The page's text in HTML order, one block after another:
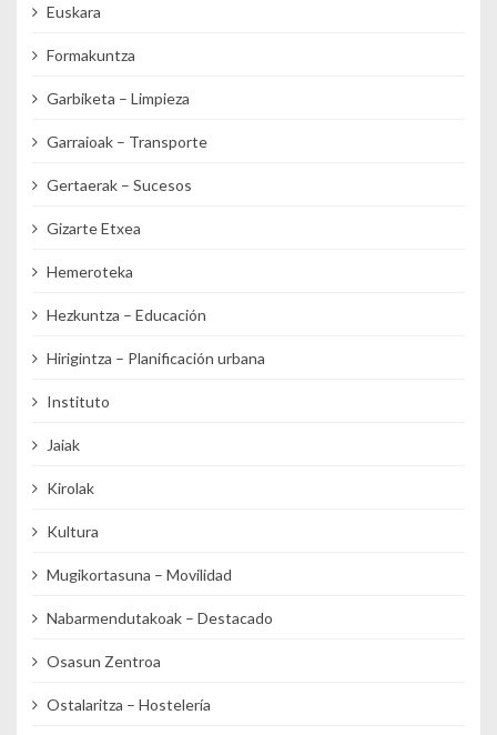
Euskara
Formakuntza
Garbiketa – Limpieza
Garraioak – Transporte
Gertaerak – Sucesos
Gizarte Etxea
Hemeroteka
Hezkuntza – Educación
Hirigintza – Planificación urbana
Instituto
Jaiak
Kirolak
Kultura
Mugikortasuna – Movilidad
Nabarmendutakoak – Destacado
Osasun Zentroa
Ostalaritza – Hostelería